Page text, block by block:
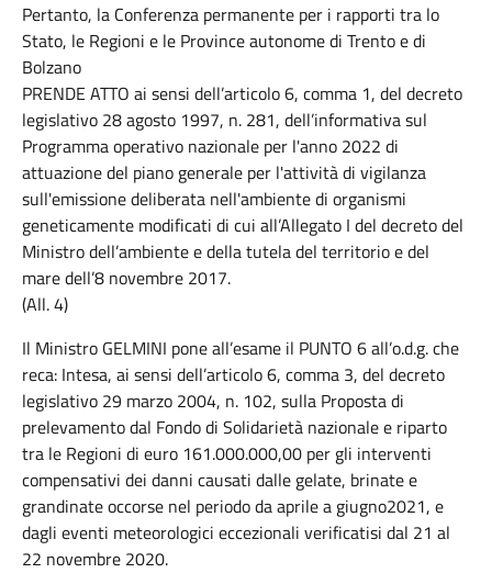
Pertanto, la Conferenza permanente per i rapporti tra lo
Stato, le Regioni e le Province autonome di Trento e di
Bolzano
PRENDE ATTO ai sensi dell’articolo 6, comma 1, del decreto
legislativo 28 agosto 1997, n. 281, dell’informativa sul
Programma operativo nazionale per l'anno 2022 di
attuazione del piano generale per l'attività di vigilanza
sull'emissione deliberata nell'ambiente di organismi
geneticamente modificati di cui all’Allegato I del decreto del
Ministro dell’ambiente e della tutela del territorio e del
mare dell’8 novembre 2017.
(All. 4)
Il Ministro GELMINI pone all’esame il PUNTO 6 all’o.d.g. che
reca: Intesa, ai sensi dell’articolo 6, comma 3, del decreto
legislativo 29 marzo 2004, n. 102, sulla Proposta di
prelevamento dal Fondo di Solidarietà nazionale e riparto
tra le Regioni di euro 161.000.000,00 per gli interventi
compensativi dei danni causati dalle gelate, brinate e
grandinate occorse nel periodo da aprile a giugno2021, e
dagli eventi meteorologici eccezionali verificatisi dal 21 al
22 novembre 2020.